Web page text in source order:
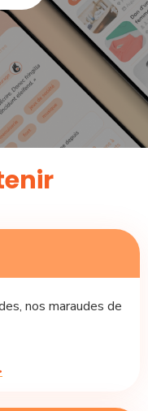
nos maraudes de